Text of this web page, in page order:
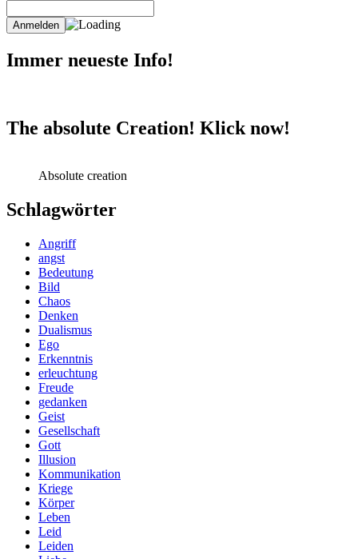
Immer neueste Info!
The absolute Creation! Klick now!
Absolute creation
Schlagwörter
Angriff
angst
Bedeutung
Bild
Chaos
Denken
Dualismus
Ego
Erkenntnis
erleuchtung
Freude
gedanken
Geist
Gesellschaft
Gott
Illusion
Kommunikation
Kriege
Körper
Leben
Leid
Leiden